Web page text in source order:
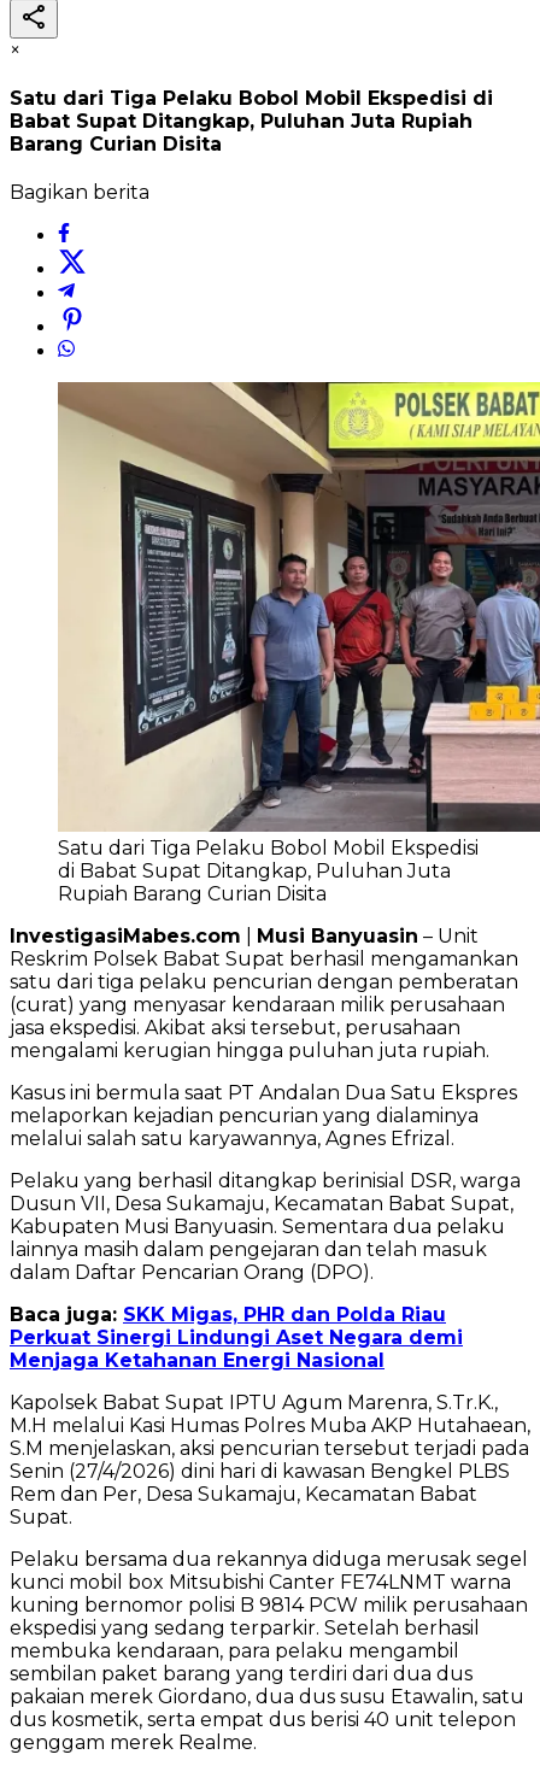
×
Satu dari Tiga Pelaku Bobol Mobil Ekspedisi di
Babat Supat Ditangkap, Puluhan Juta Rupiah
Barang Curian Disita
Bagikan berita
Satu dari Tiga Pelaku Bobol Mobil Ekspedisi
di Babat Supat Ditangkap, Puluhan Juta
Rupiah Barang Curian Disita
InvestigasiMabes.com
Musi Banyuasin – Unit
Reskrim Polsek Babat Supat berhasil mengamankan
satu dari tiga pelaku pencurian dengan pemberatan
(curat) yang menyasar kendaraan milik perusahaan
jasa ekspedisi. Akibat aksi tersebut, perusahaan
mengalami kerugian hingga puluhan juta rupiah.
Kasus ini bermula saat PT Andalan Dua Satu Ekspres
melaporkan kejadian pencurian yang dialaminya
melalui salah satu karyawannya, Agnes Efrizal.
Pelaku yang berhasil ditangkap berinisial DSR, warga
Dusun VII, Desa Sukamaju, Kecamatan Babat Supat,
Kabupaten Musi Banyuasin. Sementara dua pelaku
lainnya masih dalam pengejaran dan telah masuk
dalam Daftar Pencarian Orang (DPO).
Baca juga: SKK Migas, PHR dan Polda Riau
Perkuat Sinergi Lindungi Aset Negara demi
Menjaga Ketahanan Energi Nasional
Kapolsek Babat Supat IPTU Agum Marenra, S.Tr.K.,
M.H melalui Kasi Humas Polres Muba AKP Hutahaean,
S.M menjelaskan, aksi pencurian tersebut terjadi pada
Senin (27/4/2026) dini hari di kawasan Bengkel PLBS
Rem dan Per, Desa Sukamaju, Kecamatan Babat
Supat.
Pelaku bersama dua rekannya diduga merusak segel
kunci mobil box Mitsubishi Canter FE74LNMT warna
kuning bernomor polisi B 9814 PCW milik perusahaan
ekspedisi yang sedang terparkir. Setelah berhasil
membuka kendaraan, para pelaku mengambil
sembilan paket barang yang terdiri dari dua dus
pakaian merek Giordano, dua dus susu Etawalin, satu
dus kosmetik, serta empat dus berisi 40 unit telepon
genggam merek Realme.